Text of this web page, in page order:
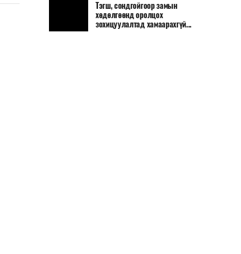
Тэгш, сондгойгоор замын
хөдөлгөөнд оролцох
зохицуулалтад хамаарахгүй...